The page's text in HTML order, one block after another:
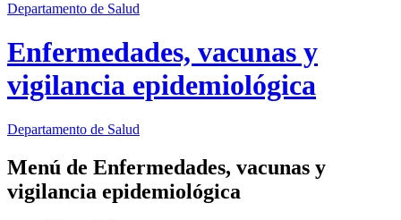
Departamento de Salud
Enfermedades, vacunas y
vigilancia epidemiológica
Departamento de Salud
Menú de Enfermedades, vacunas y
vigilancia epidemiológica